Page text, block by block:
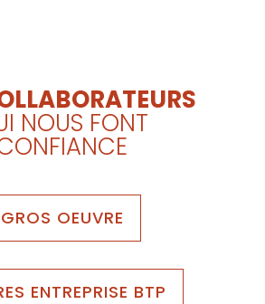
NOUS FONT
GROS OEUVRE
ENTREPRISE BTP